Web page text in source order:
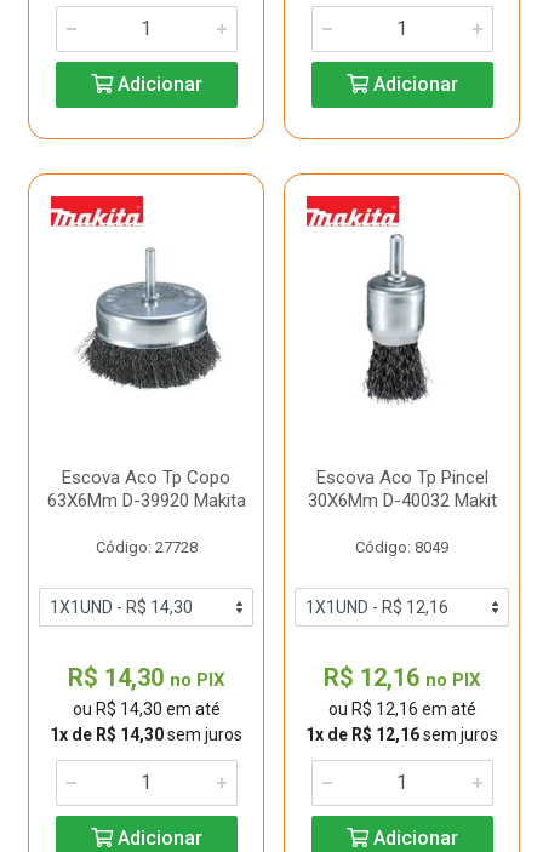
Adicionar Adicionar
Escova Aco Tp Copo
63X6Mm D-39920 Makita
Código: 27728
R$ 14,30 no PIX
ou R$ 14,30 em até
1x de R$ 14,30sem juros
Adicionar
Escova Aco Tp Pincel
30X6Mm D-40032 Makit
Código: 8049
R$ 12,16 no PIX
ou R$ 12,16 em até
1x de R$ 12,16sem juros
Adicionar